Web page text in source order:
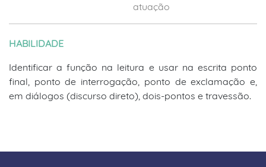
atuação
HABILIDADE
Identificar a função na leitura e usar na escrita ponto
final, ponto de interrogação, ponto de exclamação e,
em diálogos (discurso direto), dois-pontos e travessão.